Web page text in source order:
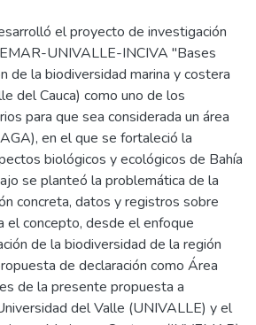
el proyecto de investigación
UNIVALLE-INCIVA "Bases
de la biodiversidad marina y costera
del Cauca) como uno de los
para que sea considerada un área
en el que se fortaleció la
biológicos y ecológicos de Bahía
se planteó la problemática de la
concreta, datos y registros sobre
el concepto, desde el enfoque
de la biodiversidad de la región
de declaración como Área
de la presente propuesta a
del Valle (UNIVALLE) y el